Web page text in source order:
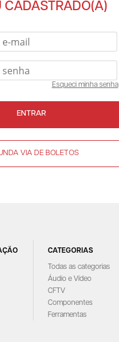
CADASTRADO(A)
Esqueci minha senha
ENTRAR
VIA DE BOLETOS
CATEGORIAS
Todas as categorias
Áudio e Vídeo
CFTV
Componentes
Ferramentas